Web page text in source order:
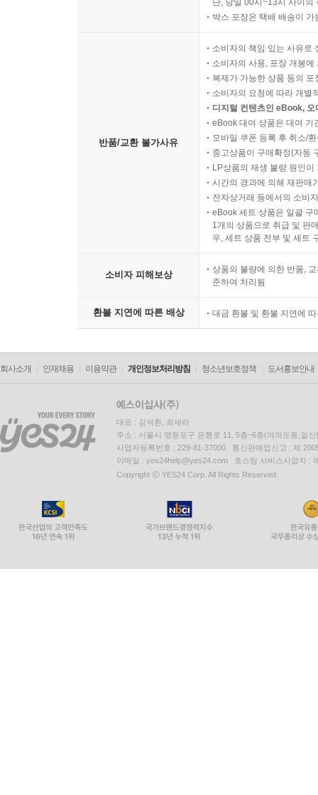
단, 당일 00시~13시 사이의
박스 포장은 택배 배송이
반품/교환 불가사유
소비자의 책임 있는 사유로
소비자의 사용, 포장 개봉
복제가 가능한 상품 등의
소비자의 요청에 따라 개별
디지털 컨텐츠인 eBook,
eBook 대여 상품은 대여 기
모바일 쿠폰 등록 후 취소/
중고상품이 구매확정(자동
LP상품의 재생 불량 원인
시간의 경과에 의해 재판매
전자상거래 등에서의 소비
eBook 세트 상품은 일괄 구
1개의 상품으로 취급 및 판
우, 세트 상품 전부 및 세트
소비자 피해보상
상품의 불량에 의한 반품,
준하여 처리됨
환불 지연에 따른 배상 대금 환불 및 환불 지연에
회사소개 인재채용 이용약관 개인정보처리방침 청소년보호정책 도서홍보안내
대표 : 김석환, 최세라
주소 : 서울시 영등포구 은행로 11, 5층~6층(여의도동,일신
사업자등록번호 : 229-81-37000 통신판매업신고 : 제
이메일 : yes24help@yes24.com 호스팅 서비스사업자 :
Copyright ⓒ YES24 Corp. All Rights Reserved.